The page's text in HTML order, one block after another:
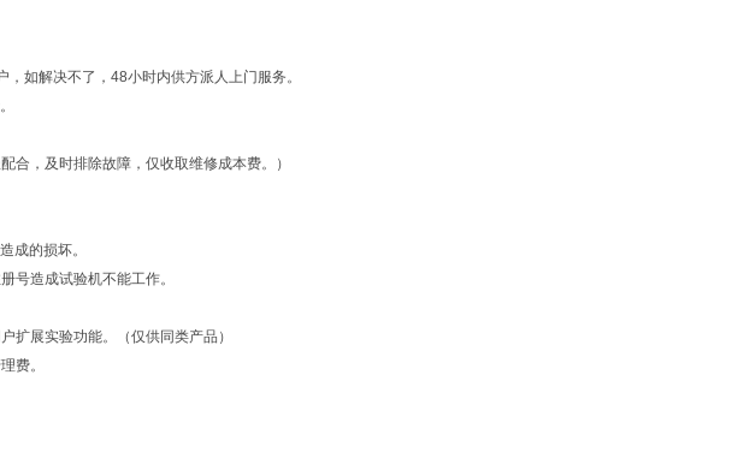
如解决不了，48小时内供方派人上门服务。
合，及时排除故障，仅收取维修成本费。）
成的损坏。
号造成试验机不能工作。
扩展实验功能。（仅供同类产品）
费。